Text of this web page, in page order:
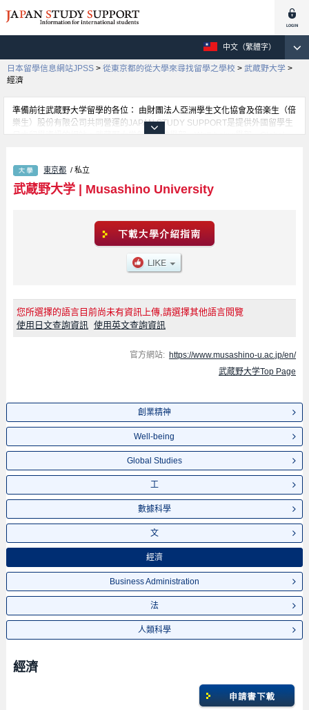
中文（繁體字）
日本留學信息網站JPSS > 從東京都的從大學來尋找留學之學校 > 武蔵野大学 >
經濟
準備前往武蔵野大学留學的各位： 由財團法人亞洲學生文化協會及倍楽生（倍
樂生）股份有限公司共同營運的JAPAN STUDY SUPPORT是提供外國留學生
日本留學資訊的網站。武蔵野大学創業精神學部、Well-being學部、Global
刊載在此網站。有需要武蔵野大学留學資訊的各位同學，請多多利用此網站查
詢。另外，此網站上也有刊載約招收留學生的1300所大學、大學院、短大、專
門學校等資訊。
東京都 / 私立
武蔵野大学| Musashino University
您所選擇的語言目前尚未有資訊上傳,請選擇其他語言閱覽
使用日文查詢資訊 使用英文查詢資訊
官方網站: https://www.musashino-u.ac.jp/en/
武蔵野大学Top Page
創業精神
Well-being
Global Studies
工
數據科學
文
經濟
Business Administration
法
人類科學
經濟